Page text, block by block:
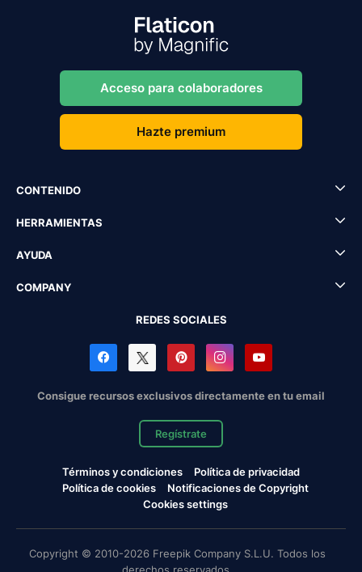
Acceso para colaboradores
Hazte premium
CONTENIDO
HERRAMIENTAS
AYUDA
COMPANY
REDES SOCIALES
Consigue recursos exclusivos directamente en tu email
Regístrate
Términos y condiciones
Política de privacidad
Política de cookies
Notificaciones de Copyright
Cookies settings
Copyright © 2010-2026 Freepik Company S.L.U. Todos los